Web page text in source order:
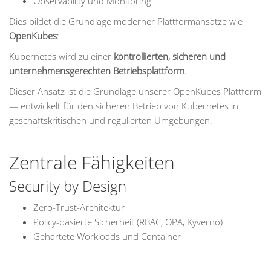
Dies bildet die Grundlage moderner Plattformansätze wie
OpenKubes:
Kubernetes wird zu einer kontrollierten, sicheren und
unternehmensgerechten Betriebsplattform.
Dieser Ansatz ist die Grundlage unserer OpenKubes Plattform
— entwickelt für den sicheren Betrieb von Kubernetes in
geschäftskritischen und regulierten Umgebungen.
Zentrale Fähigkeiten
Security by Design
Zero-Trust-Architektur
Policy-basierte Sicherheit (RBAC, OPA, Kyverno)
Gehärtete Workloads und Container